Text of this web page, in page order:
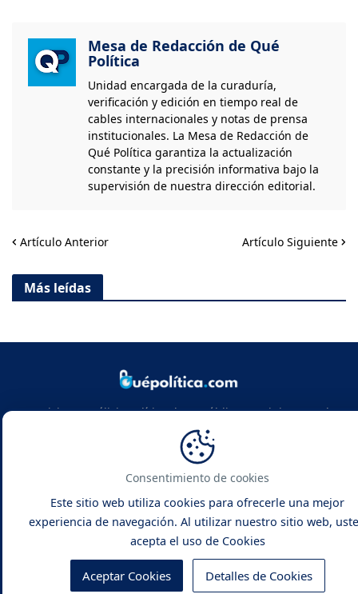
Mesa de Redacción de Qué
Política
Unidad encargada de la curaduría,
verificación y edición en tiempo real de
cables internacionales y notas de prensa
institucionales. La Mesa de Redacción de
Qué Política garantiza la actualización
constante y la precisión informativa bajo la
supervisión de nuestra dirección editorial.
Artículo Anterior Artículo Siguiente
Más leídas
Noticias y análisis político de República Dominicana y el
mundo. Infórmate con rigor, actualidad y las claves de la
política global.
Qué Política - Noticias y Análisis
Inicio
Contacto
Sobre Nosotros
Políticas de Privacidad
Política de Cookies
Consentimiento de cookies
Este sitio web utiliza cookies para ofrecerle una mejor
experiencia de navegación. Al utilizar nuestro sitio web,
acepta el uso de Cookies
Aceptar Cookies Detalles de Cookies